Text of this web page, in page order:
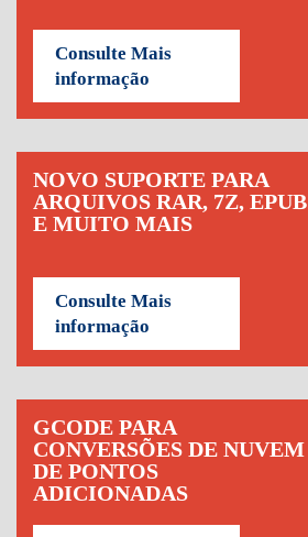
Consulte Mais
informação
NOVO SUPORTE PARA
ARQUIVOS RAR, 7Z, EPUB
E MUITO MAIS
Consulte Mais
informação
GCODE PARA
CONVERSÕES DE NUVEM
DE PONTOS
ADICIONADAS